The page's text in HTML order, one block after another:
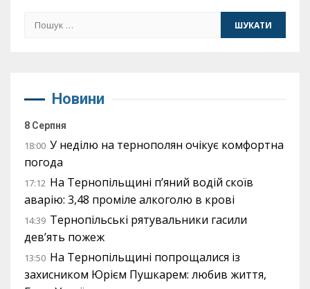
Пошук:
Новини
8 Серпня
18:00 У неділю на тернополян очікує комфортна
погода
17:12 На Тернопільщині п’яний водій скоїв
аварію: 3,48 проміле алкоголю в крові
14:39 Тернопільські рятувальники гасили
дев’ять пожеж
13:50 На Тернопільщині попрощалися із
захисником Юрієм Пушкарем: любив життя,